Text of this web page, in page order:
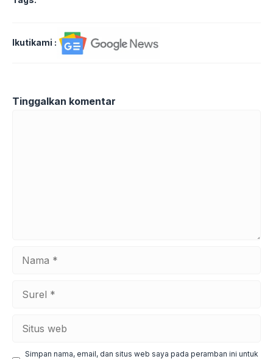
Ikutikami :
Tinggalkan komentar
web
Simpan nama, email, dan situs web saya pada peramban ini untuk